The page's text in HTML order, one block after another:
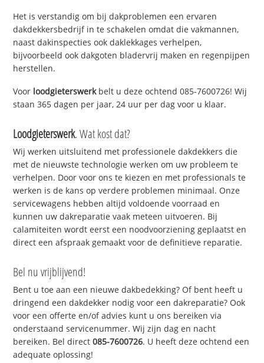
Het is verstandig om bij dakproblemen een ervaren
dakdekkersbedrijf in te schakelen omdat die vakmannen,
naast dakinspecties ook daklekkages verhelpen,
bijvoorbeeld ook dakgoten bladervrij maken en regenpijpen
herstellen.
Voor loodgieterswerkbelt u deze ochtend 085-7600726! Wij
staan 365 dagen per jaar, 24 uur per dag voor u klaar.
Loodgieterswerk. Wat kost dat?
Wij werken uitsluitend met professionele dakdekkers die
met de nieuwste technologie werken om uw probleem te
verhelpen. Door voor ons te kiezen en met professionals te
werken is de kans op verdere problemen minimaal. Onze
servicewagens hebben altijd voldoende voorraad en
kunnen uw dakreparatie vaak meteen uitvoeren. Bij
calamiteiten wordt eerst een noodvoorziening geplaatst en
direct een afspraak gemaakt voor de definitieve reparatie.
Bel nu vrijblijvend!
Bent u toe aan een nieuwe dakbedekking? Of bent heeft u
dringend een dakdekker nodig voor een dakreparatie? Ook
voor een offerte en/of advies kunt u ons bereiken via
onderstaand servicenummer. Wij zijn dag en nacht
bereiken. Bel direct085-7600726. U heeft deze ochtend een
adequate oplossing!